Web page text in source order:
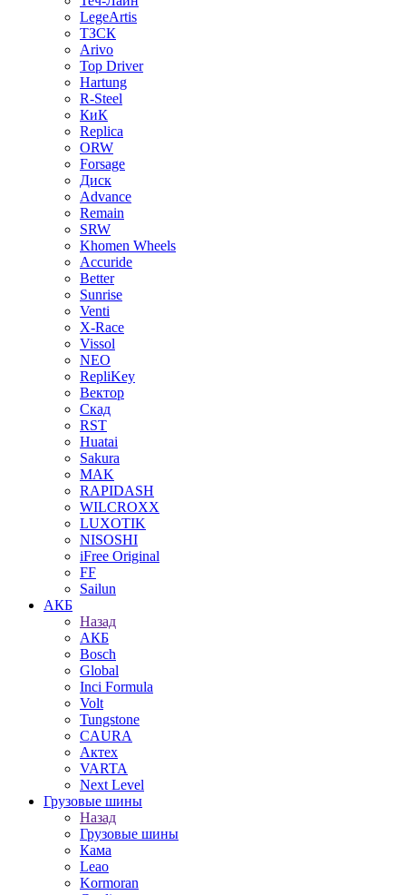
LegeArtis
ТЗСК
Arivo
Top Driver
Hartung
R-Steel
КиК
Replica
ORW
Forsage
Диск
Advance
Remain
SRW
Khomen Wheels
Accuride
Better
Sunrise
Venti
X-Race
Vissol
NEO
RepliKey
Вектор
Скад
RST
Huatai
Sakura
MAK
RAPIDASH
WILCROXX
LUXOTIK
NISOSHI
iFree Original
FF
Sailun
АКБ
Назад
АКБ
Bosch
Global
Inci Formula
Volt
Tungstone
CAURA
Актех
VARTA
Next Level
Грузовые шины
Назад
Грузовые шины
Кама
Leao
Kormoran